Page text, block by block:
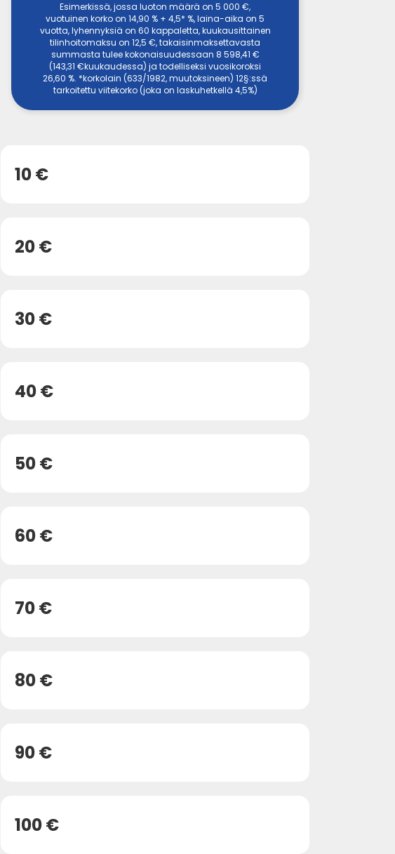
Esimerkissä, jossa luoton määrä on 5 000 €,
vuotuinen korko on 14,90 % + 4,5* %, laina-aika on 5
vuotta, lyhennyksiä on 60 kappaletta, kuukausittainen
tilinhoitomaksu on 12,5 €, takaisinmaksettavasta
summasta tulee kokonaisuudessaan 8 598,41 €
(143,31 €kuukaudessa) ja todelliseksi vuosikoroksi
26,60 %. *korkolain (633/1982, muutoksineen) 12§:ssä
tarkoitettu viitekorko (joka on laskuhetkellä 4,5%)
10 €
20 €
30 €
40 €
50 €
60 €
70 €
80 €
90 €
100 €